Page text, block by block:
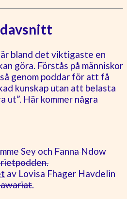
bland det viktigaste en
göra. Förstås på människor
genom poddar för att få
kunskap utan att belasta
ut”. Här kommer några
Sey och Fanna Ndow
av Lovisa Fhager Havdelin
.